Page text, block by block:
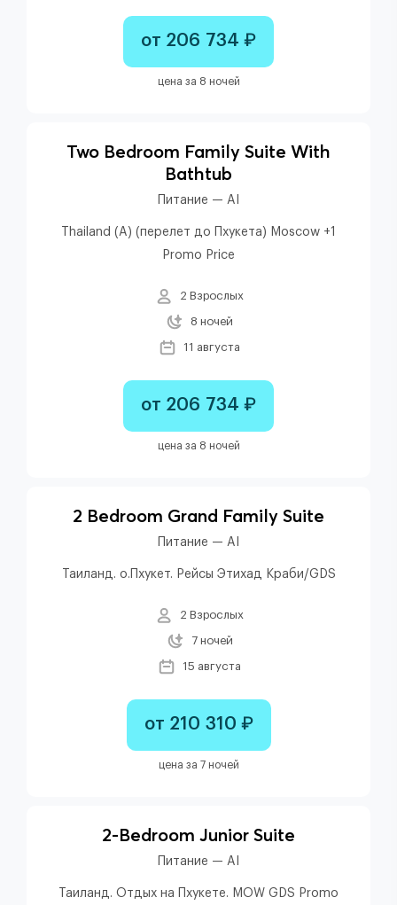
от 206 734 ₽
цена за 8 ночей
Two Bedroom Family Suite With
Bathtub
Питание — AI
Thailand (A) (перелет до Пхукета) Moscow +1
Promo Price
2 Взрослых
8 ночей
11 августа
от 206 734 ₽
цена за 8 ночей
2 Bedroom Grand Family Suite
Питание — AI
Таиланд. о.Пхукет. Рейсы Этихад Краби/GDS
2 Взрослых
7 ночей
15 августа
от 210 310 ₽
цена за 7 ночей
2-Bedroom Junior Suite
Питание — AI
Таиланд. Отдых на Пхукете. MOW GDS Promo